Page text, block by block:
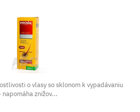
o vlasy so sklonom k vypadávaniu
napomáha znižov...